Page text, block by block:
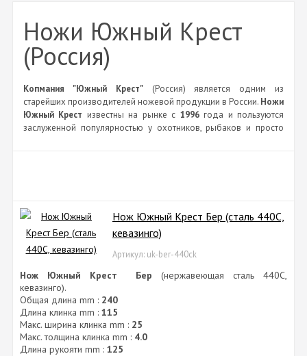
Ножи Южный Крест
(Россия)
Копмания "Южный Крест"(Россия) является одним из
старейших производителей ножевой продукции в России. Ножи
Южный Крест известны на рынке с 1996года и пользуются
заслуженной популярностью у охотников, рыбаков и просто
инструментальной стали
напряжения с металла (отпуска),клинкиимеют твердость60
HRC. Такая твердость обеспечивают большой запас прочности
клинка
при его высокой упругости,
заточку. Для изготовления рукоятейножей Южный Крест
используются ценные породы дерева - венге, бубинго,
кевазинго, карельская береза, наборная береста (вся
древесина с многокомпонентной пропиткой и не чувствительна
к влаге и загрязнениям). Ножны для
изготавливаются из натуральной кожи и пропитываются
специальным составом для защиты от влаги и загрязнений. Все
это, самым благоприятным образом сказывается на рабочих
Нож Южный Крест Бер (сталь 440C,
кевазинго)
Артикул: uk-ber-440ck
Нож Южный Крест Бер (нержавеющая сталь 440C,
кевазинго).
Общая длина mm : 240
Длина клинка mm : 115
Макс. ширина клинка mm : 25
Макс. толщина клинка mm : 4.0
Длина рукояти mm : 125